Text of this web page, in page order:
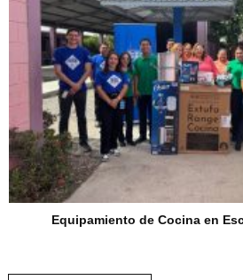
Equipamiento de Cocina en